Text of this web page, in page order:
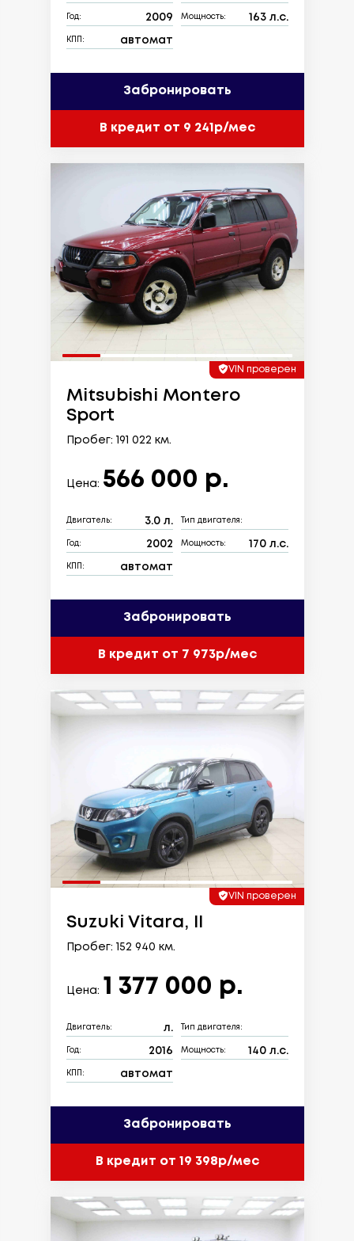
Год: 2009 Мощность: 163 л.с.
КПП: автомат
Забронировать
В кредит от 9 241р/мес
VIN проверен
Mitsubishi Montero
Sport
Пробег: 191 022 км.
Цена: 566 000 р.
Двигатель: 3.0 л. Тип двигателя:
Год: 2002 Мощность: 170 л.с.
КПП: автомат
Забронировать
В кредит от 7 973р/мес
VIN проверен
Suzuki Vitara, II
Пробег: 152 940 км.
Цена: 1 377 000 р.
Двигатель: л. Тип двигателя:
Год: 2016 Мощность: 140 л.с.
КПП: автомат
Забронировать
В кредит от 19 398р/мес